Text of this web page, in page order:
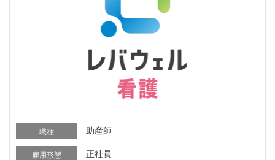
職種 助産師
雇用形態 正社員